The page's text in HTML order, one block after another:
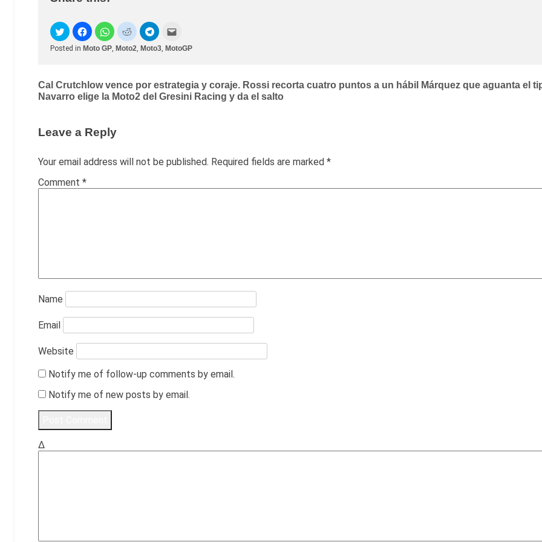
Posted in Moto GP, Moto2, Moto3, MotoGP
Post
navigation
Cal Crutchlow vence por estrategia y coraje. Rossi recorta cuatro puntos a un hábil Márquez que aguanta el
Navarro elige la Moto2 del Gresini Racing y da el salto
Leave a Reply
Your email address will not be published. Required fields are marked *
Comment *
Name
Email
Website
Notify me of follow-up comments by email.
Notify me of new posts by email.
Δ